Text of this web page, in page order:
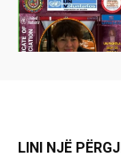
LINI NJË